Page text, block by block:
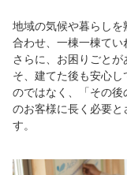
地域の気候や暮らし
合わせ、一棟一棟てい
さらに、お困りごとが
そ、建てた後も安心し
のではなく、「その
のお客様に長く必要
す。